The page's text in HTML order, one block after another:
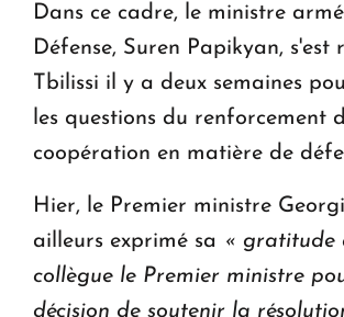
Dans ce cadre, le ministre
Défense, Suren Papikyan, s'est
Tbilissi il y a deux semaines
les questions du renforcement
coopération en matière de
Hier, le Premier ministre
ailleurs exprimé sa « gratitude
collègue le Premier ministre
décision de soutenir la